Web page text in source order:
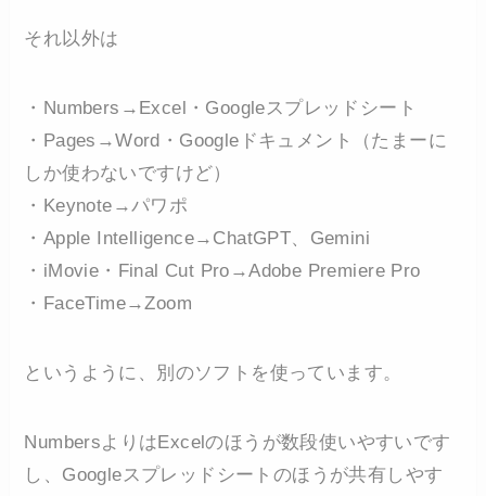
それ以外は
・Numbers→Excel・Googleスプレッドシート
・Pages→Word・Googleドキュメント（たまーに
しか使わないですけど）
・Keynote→パワポ
・Apple Intelligence→ChatGPT、Gemini
・iMovie・Final Cut Pro→Adobe Premiere Pro
・FaceTime→Zoom
というように、別のソフトを使っています。
NumbersよりはExcelのほうが数段使いやすいです
し、Googleスプレッドシートのほうが共有しやす